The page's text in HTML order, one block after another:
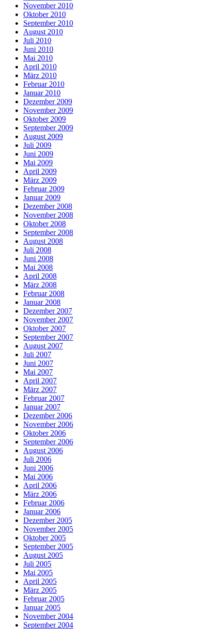
November 2010
Oktober 2010
September 2010
August 2010
Juli 2010
Juni 2010
Mai 2010
April 2010
März 2010
Februar 2010
Januar 2010
Dezember 2009
November 2009
Oktober 2009
September 2009
August 2009
Juli 2009
Juni 2009
Mai 2009
April 2009
März 2009
Februar 2009
Januar 2009
Dezember 2008
November 2008
Oktober 2008
September 2008
August 2008
Juli 2008
Juni 2008
Mai 2008
April 2008
März 2008
Februar 2008
Januar 2008
Dezember 2007
November 2007
Oktober 2007
September 2007
August 2007
Juli 2007
Juni 2007
Mai 2007
April 2007
März 2007
Februar 2007
Januar 2007
Dezember 2006
November 2006
Oktober 2006
September 2006
August 2006
Juli 2006
Juni 2006
Mai 2006
April 2006
März 2006
Februar 2006
Januar 2006
Dezember 2005
November 2005
Oktober 2005
September 2005
August 2005
Juli 2005
Mai 2005
April 2005
März 2005
Februar 2005
Januar 2005
November 2004
September 2004